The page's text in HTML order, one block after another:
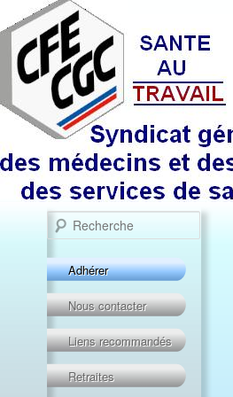
Recherche
Adhérer
Nous contacter
Liens recommandés
Retraites